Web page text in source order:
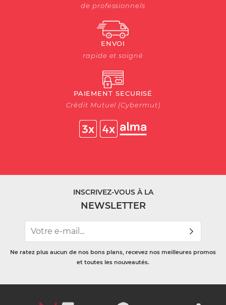
de professionnels
ENVOI
rapide et soigné
PAIEMENT SECURISÉ
Crédit Mutuel (Cybermut)
INSCRIVEZ-VOUS À LA
NEWSLETTER
Ne ratez plus aucun de nos bons plans, recevez nos meilleures promos
et toutes les nouveautés.